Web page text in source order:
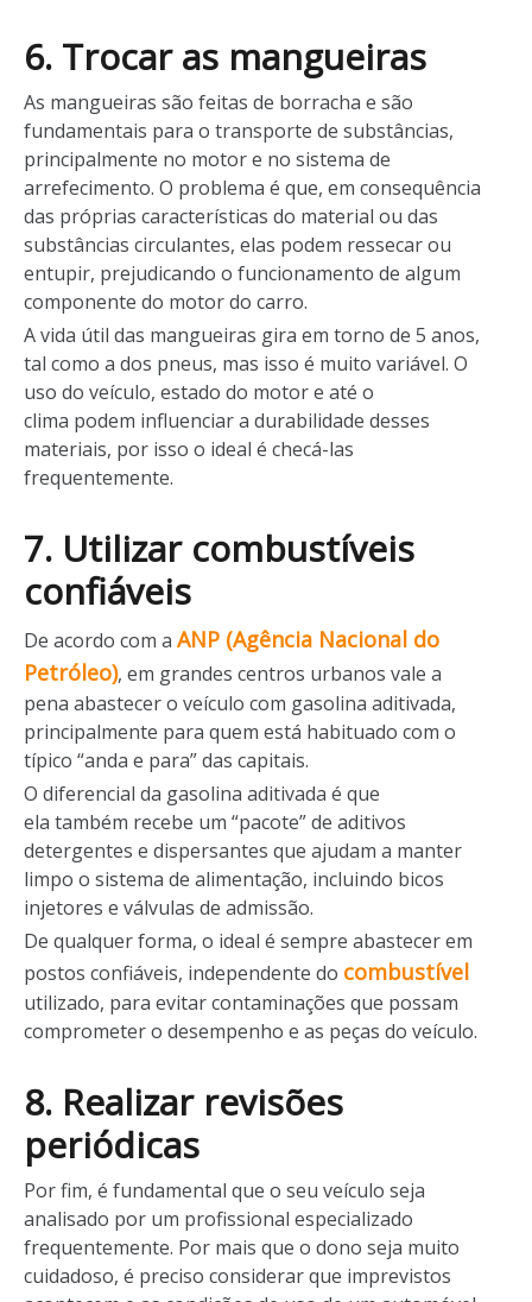
6. Trocar as mangueiras
As mangueiras são feitas de borracha e são
fundamentais para o transporte de substâncias,
principalmente no motor e no sistema de
arrefecimento. O problema é que, em consequência
das próprias características do material ou das
substâncias circulantes, elas podem ressecar ou
entupir, prejudicando o funcionamento de algum
componente do motor do carro.
A vida útil das mangueiras gira em torno de 5 anos,
tal como a dos pneus, mas isso é muito variável. O
uso do veículo, estado do motor e até o
clima podem influenciar a durabilidade desses
materiais, por isso o ideal é checá-las
frequentemente.
7. Utilizar combustíveis
confiáveis
De acordo com a ANP (Agência Nacional do
Petróleo), em grandes centros urbanos vale a
pena abastecer o veículo com gasolina aditivada,
principalmente para quem está habituado com o
típico “anda e para” das capitais.
O diferencial da gasolina aditivada é que
ela também recebe um “pacote” de aditivos
detergentes e dispersantes que ajudam a manter
limpo o sistema de alimentação, incluindo bicos
injetores e válvulas de admissão.
De qualquer forma, o ideal é sempre abastecer em
postos confiáveis, independente do combustível
utilizado, para evitar contaminações que possam
comprometer o desempenho e as peças do veículo.
8. Realizar revisões
periódicas
Por fim, é fundamental que o seu veículo seja
analisado por um profissional especializado
frequentemente. Por mais que o dono seja muito
cuidadoso, é preciso considerar que imprevistos